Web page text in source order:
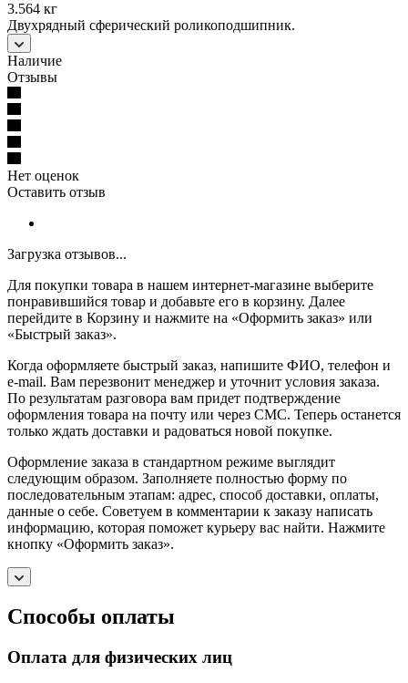
3.564 кг
Двухрядный сферический роликоподшипник.
Наличие
Отзывы
Нет оценок
Оставить отзыв
Загрузка отзывов...
Для покупки товара в нашем интернет-магазине выберите
понравившийся товар и добавьте его в корзину. Далее
перейдите в Корзину и нажмите на «Оформить заказ» или
«Быстрый заказ».
Когда оформляете быстрый заказ, напишите ФИО, телефон и
e-mail. Вам перезвонит менеджер и уточнит условия заказа.
По результатам разговора вам придет подтверждение
оформления товара на почту или через СМС. Теперь останется
только ждать доставки и радоваться новой покупке.
Оформление заказа в стандартном режиме выглядит
следующим образом. Заполняете полностью форму по
последовательным этапам: адрес, способ доставки, оплаты,
данные о себе. Советуем в комментарии к заказу написать
информацию, которая поможет курьеру вас найти. Нажмите
кнопку «Оформить заказ».
Способы оплаты
Оплата для физических лиц